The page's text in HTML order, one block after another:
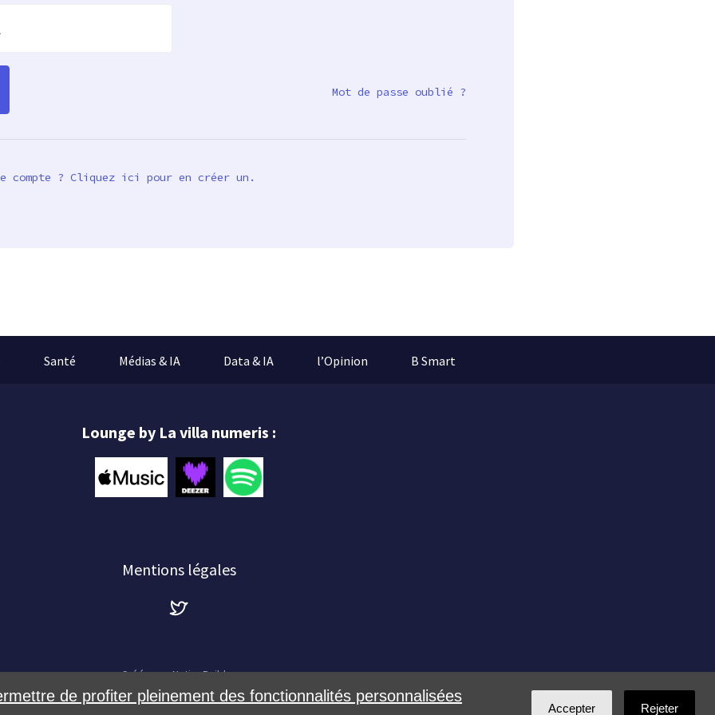
Mot de passe oublié ?
compte ? Cliquez ici pour en créer un.
Santé Médias & IA Data & IA l’Opinion B Smart
Lounge by La villa numeris :
Mentions légales
Créé avecNationBuilder
de profiter pleinement des fonctionnalités personnalisées
Accepter Rejeter